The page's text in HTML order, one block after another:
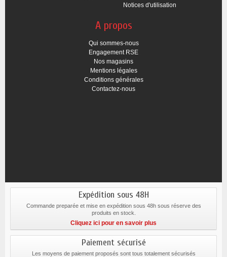
Notices d'utilisation
A propos
Qui sommes-nous
Engagement RSE
Nos magasins
Mentions légales
Conditions générales
Contactez-nous
Expédition sous 48H
Commande preparée et mise en expédition sous 48h sous réserve des
produits en stock.
Cliquez ici pour en savoir plus
Paiement sécurisé
Les moyens de paiement proposés sont tous totalement sécurisés